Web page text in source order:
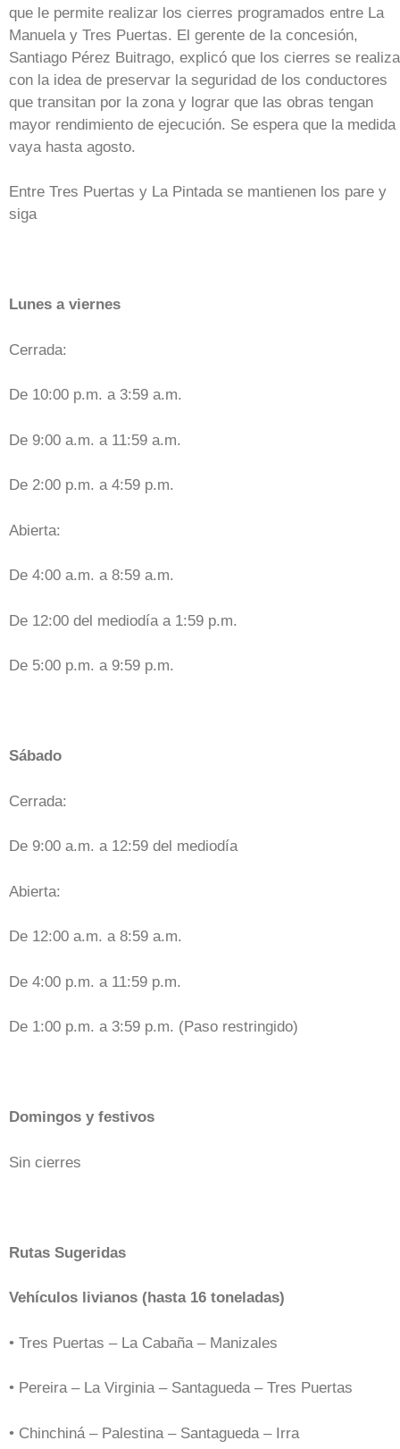
que le permite realizar los cierres programados entre La
Manuela y Tres Puertas. El gerente de la concesión,
Santiago Pérez Buitrago, explicó que los cierres se
con la idea de preservar la seguridad de los conductores
que transitan por la zona y lograr que las obras tengan
mayor rendimiento de ejecución. Se espera que la medida
vaya hasta agosto.
Entre Tres Puertas y La Pintada se mantienen los pare y
siga
Lunes a viernes
Cerrada:
De 10:00 p.m. a 3:59 a.m.
De 9:00 a.m. a 11:59 a.m.
De 2:00 p.m. a 4:59 p.m.
Abierta:
De 4:00 a.m. a 8:59 a.m.
De 12:00 del mediodía a 1:59 p.m.
De 5:00 p.m. a 9:59 p.m.
Sábado
Cerrada:
De 9:00 a.m. a 12:59 del mediodía
Abierta:
De 12:00 a.m. a 8:59 a.m.
De 4:00 p.m. a 11:59 p.m.
De 1:00 p.m. a 3:59 p.m. (Paso restringido)
Domingos y festivos
Sin cierres
Rutas Sugeridas
Vehículos livianos (hasta 16 toneladas)
• Tres Puertas – La Cabaña – Manizales
• Pereira – La Virginia – Santagueda – Tres Puertas
• Chinchiná – Palestina – Santagueda – Irra